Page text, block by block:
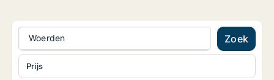
Woerden Zoek
Prijs